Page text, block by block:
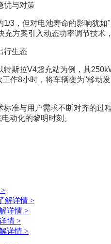
忧与对策
3，但对电池寿命的影响犹
方案引入动态功率调节技
行生态
斯拉V4超充站为例，其
作8小时，将车辆变为"移动
准与用户需求不断对齐的
动化的黎明时刻。
解详情 >
详情 >
情 >
详情 >